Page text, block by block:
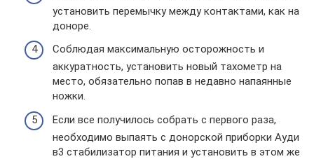
установить перемычку между контактами, как на
доноре.
Соблюдая максимальную осторожность и
аккуратность, установить новый тахометр на
место, обязательно попав в недавно напаянные
ножки.
Если все получилось собрать с первого раза,
необходимо выпаять с донорской приборки Ауди
в3 стабилизатор питания и установить в этом же